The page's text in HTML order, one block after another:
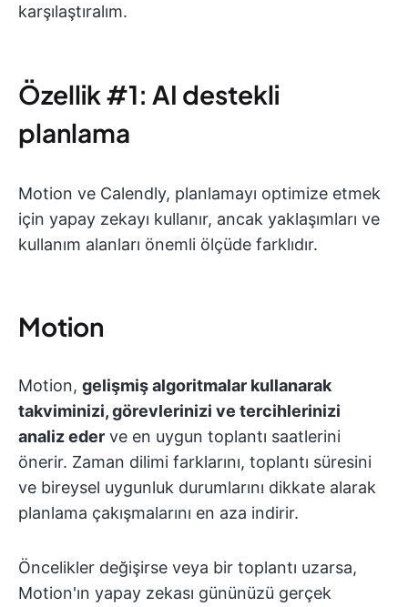
karşılaştıralım.
Özellik #1: AI destekli
planlama
Motion ve Calendly, planlamayı optimize etmek
için yapay zekayı kullanır, ancak yaklaşımları ve
kullanım alanları önemli ölçüde farklıdır.
Motion
Motion, gelişmiş algoritmalar kullanarak
takviminizi, görevlerinizi ve tercihlerinizi
analiz eder ve en uygun toplantı saatlerini
önerir. Zaman dilimi farklarını, toplantı süresini
ve bireysel uygunluk durumlarını dikkate alarak
planlama çakışmalarını en aza indirir.
Öncelikler değişirse veya bir toplantı uzarsa,
Motion'ın yapay zekası gününüzü gerçek